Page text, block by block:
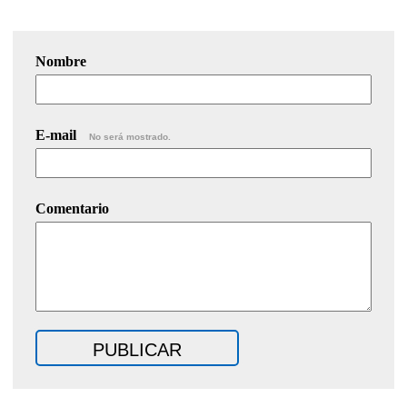
Nombre
E-mail No será mostrado.
Comentario